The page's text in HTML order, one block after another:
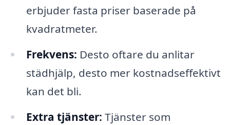
erbjuder fasta priser baserade på
kvadratmeter.
Frekvens: Desto oftare du anlitar
städhjälp, desto mer kostnadseffektivt
kan det bli.
Extra tjänster: Tjänster som